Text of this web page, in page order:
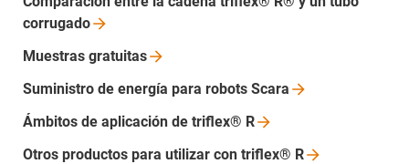
corrugado
Muestras gratuitas
Suministro de energía para robots Scara
Ámbitos de aplicación de triflex® R
Otros productos para utilizar con triflex® R